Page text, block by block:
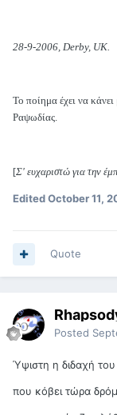
28-9-2006, Derby, UK.
Το ποίημα έχει να κάνει
Ραψωδίας.
[Σ' ευχαριστώ για την
EditedOctober 11,
Quote
Posted
Ύψιστη η διδαχή
που κόβει τώρα